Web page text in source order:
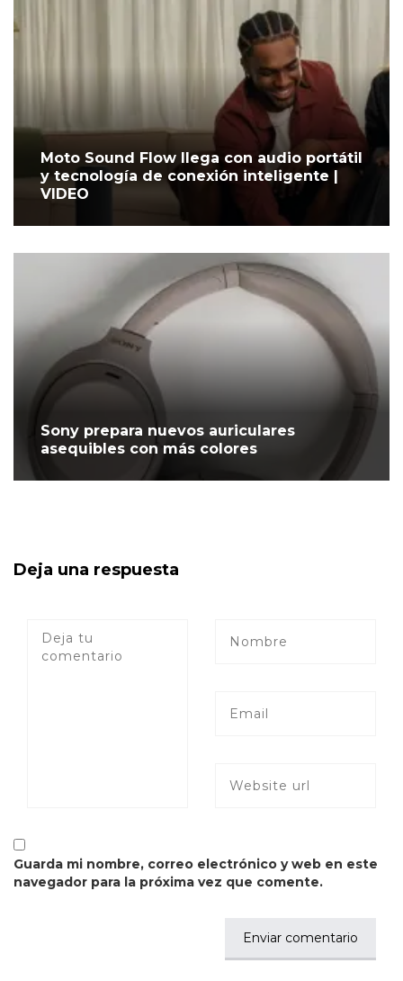
Moto Sound Flow llega con audio portátil
y tecnología de conexión inteligente |
VIDEO
Sony prepara nuevos auriculares
asequibles con más colores
Deja una respuesta
Guarda mi nombre, correo electrónico y web en este
navegador para la próxima vez que comente.